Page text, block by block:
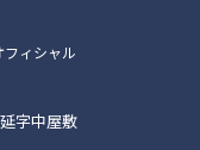
フィシャル
字中屋敷